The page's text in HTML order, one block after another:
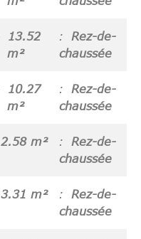
13.52
m²
Rez-de-
chaussée
10.27
m²
Rez-de-
chaussée
2.58 m²
Rez-de-
chaussée
3.31 m²
Rez-de-
chaussée